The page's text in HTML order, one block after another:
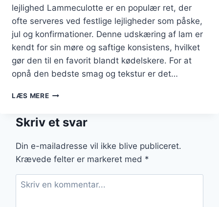
lejlighed Lammeculotte er en populær ret, der
ofte serveres ved festlige lejligheder som påske,
jul og konfirmationer. Denne udskæring af lam er
kendt for sin møre og saftige konsistens, hvilket
gør den til en favorit blandt kødelskere. For at
opnå den bedste smag og tekstur er det…
LÆS MERELAMMECULOTTE
DEN
SAFTIGHED
Skriv et svar
Din e-mailadresse vil ikke blive publiceret.
Krævede felter er markeret med *